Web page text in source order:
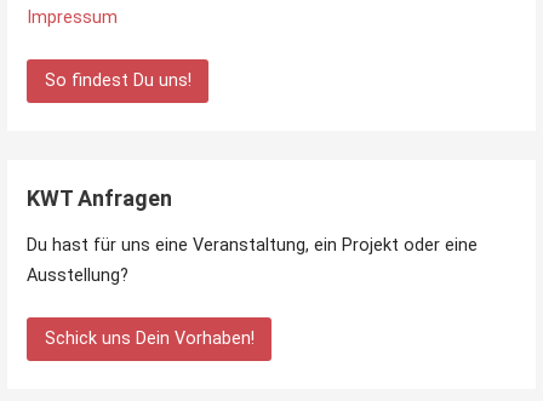
Impressum
So findest Du uns!
KWT Anfragen
Du hast für uns eine Veranstaltung, ein Projekt oder eine
Ausstellung?
Schick uns Dein Vorhaben!